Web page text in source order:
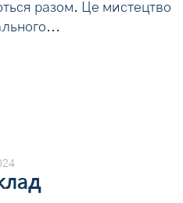
разом. Це мистецтво